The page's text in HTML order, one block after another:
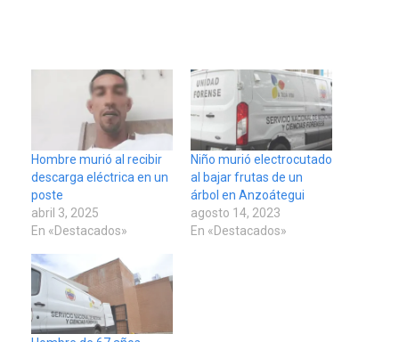
Hombre murió al recibir
descarga eléctrica en un
poste
abril 3, 2025
En «Destacados»
Niño murió electrocutado
al bajar frutas de un
árbol en Anzoátegui
agosto 14, 2023
En «Destacados»